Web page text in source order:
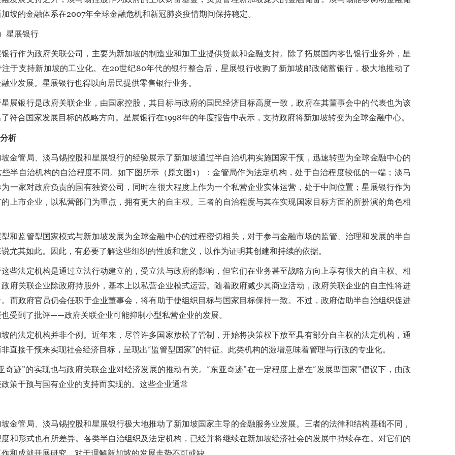
坡的金融体系在2007年全球金融危机和新冠肺炎疫情期间保持稳定。
星展银行
行作为政府关联公司，主要为新加坡的制造业和加工业提供贷款和金融支持。除了拓展国内零售银行业务外，星
于支持新加坡的工业化。在20世纪80年代的银行整合后，星展银行收购了新加坡邮政储蓄银行，极大地推动了
业发展。星展银行也得以向居民提供零售银行业务。
展银行是政府关联企业，由国家控股，其目标与政府的国民经济目标高度一致，政府在其董事会中的代表也为该
符合国家发展目标的战略方向。星展银行在1998年的年度报告中表示，支持政府将新加坡转变为全球金融中心。
析
金管局、淡马锡控股和星展银行的经验展示了新加坡通过半自治机构实施国家干预，迅速转型为全球金融中心的
半自治机构的自治程度不同。如下图所示（原文图1）：金管局作为法定机构，处于自治程度较低的一端；淡马
一家对政府负责的国有独资公司，同时在很大程度上作为一个私营企业实体运营，处于中间位置；星展银行作为
上市企业，以私营部门为重点，拥有更大的自主权。三者的自治程度与其在实现国家目标方面的所扮演的角色相
和监管型国家模式与新加坡发展为全球金融中心的过程密切相关，对于参与金融市场的监管、治理和发展的半自
尤其如此。因此，有必要了解这些组织的性质和意义，以作为证明其创建和持续的依据。
些法定机构是通过立法行动建立的，受立法与政府的影响，但它们在业务甚至战略方向上享有很大的自主权。相
府关联企业除政府持股外，基本上以私营企业模式运营。随着政府减少其商业活动，政府关联企业的自主性将进
而政府官员仍会任职于企业董事会，将有助于使组织目标与国家目标保持一致。不过，政府借助半自治组织促进
受到了批评——政府关联企业可能抑制小型私营企业的发展。
的法定机构并非个例。近年来，尽管许多国家放松了管制，开始将决策权下放至具有部分自主权的法定机构，通
直接干预来实现社会经济目标，呈现出“监管型国家”的特征。此类机构的激增意味着管理与行政的专业化。
奇迹”的实现也与政府关联企业对经济发展的推动有关。“东亚奇迹”在一定程度上是在“发展型国家”倡议下，由政
策干预与国有企业的支持而实现的。这些企业通常
金管局、淡马锡控股和星展银行极大地推动了新加坡国家主导的金融服务业发展。三者的法律和结构基础不同，
和形式也有所差异。各类半自治组织及法定机构，已经并将继续在新加坡经济社会的发展中持续存在。对它们的
和成就开展研究，对于理解新加坡的发展走势不可或缺。